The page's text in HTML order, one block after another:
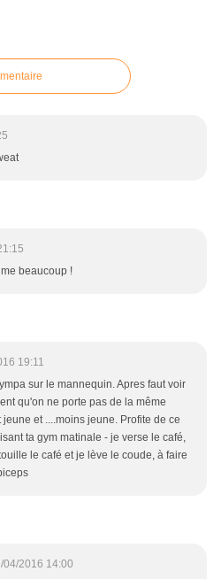
beaucoup !
19:11
sur le mannequin. Apres faut voir
qu'on ne porte pas de la même
et ....moins jeune. Profite de ce
ta gym matinale - je verse le café,
le café et je lève le coude, à faire
04/2016 14:00